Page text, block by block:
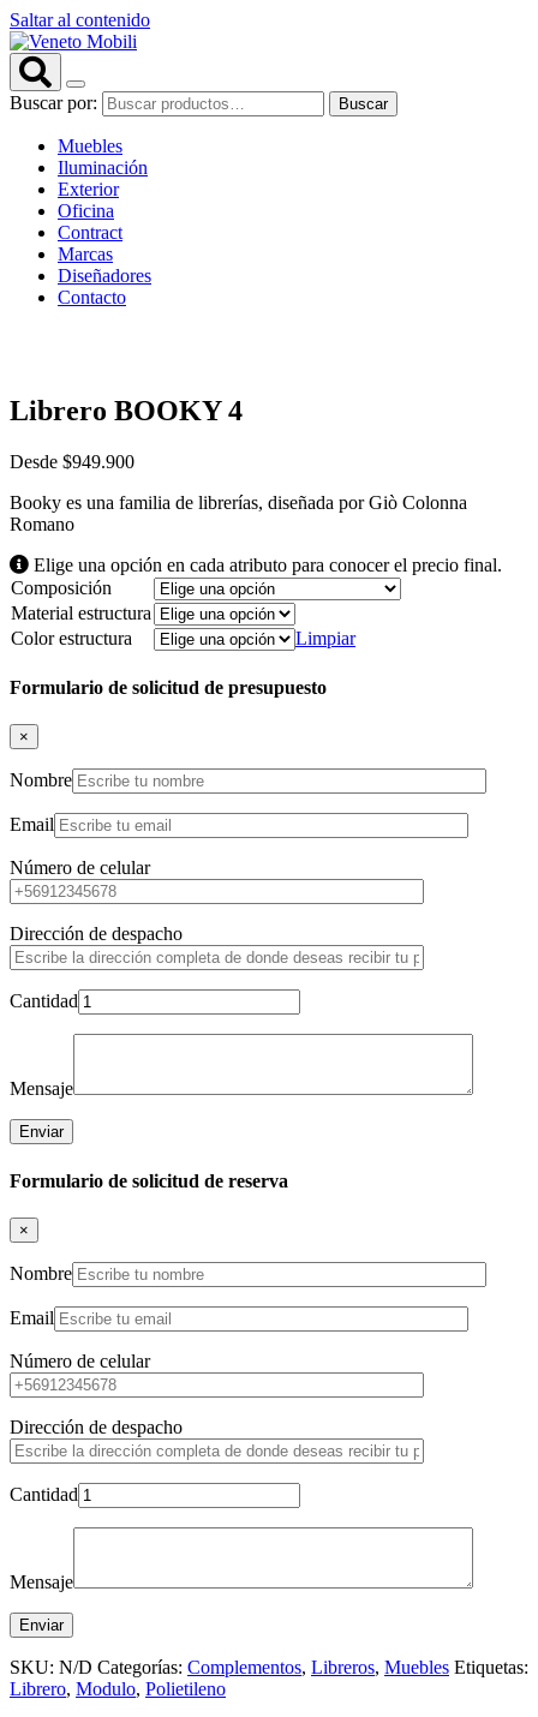
Saltar al contenido
Buscar por: Buscar
Muebles
Iluminación
Exterior
Oficina
Contract
Marcas
Diseñadores
Contacto
Librero BOOKY 4
Desde $949.900
Booky es una familia de librerías, diseñada por Giò Colonna
Romano
Elige una opción en cada atributo para conocer el precio final.
Composición
Material estructura
Color estructura
Limpiar
Formulario de solicitud de presupuesto
×
Nombre
Email
Número de celular
Dirección de despacho
Cantidad
Mensaje
Formulario de solicitud de reserva
×
Nombre
Email
Número de celular
Dirección de despacho
Cantidad
Mensaje
SKU: N/D Categorías: Complementos, Libreros, Muebles Etiquetas:
Librero, Modulo, Polietileno